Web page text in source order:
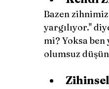
Bazen
yargılıyor.''
mi? Yoksa
olumsuz